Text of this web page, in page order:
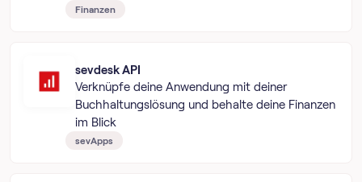
Finanzen
sevdesk API
Verknüpfe deine Anwendung mit deiner
Buchhaltungslösung und behalte deine Finanzen
im Blick
sevApps